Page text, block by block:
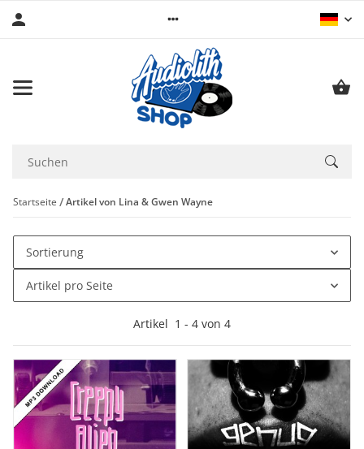
Startseite Artikel von Lina & Gwen Wayne
Sortierung
Artikel pro Seite
Artikel 1 - 4 von 4